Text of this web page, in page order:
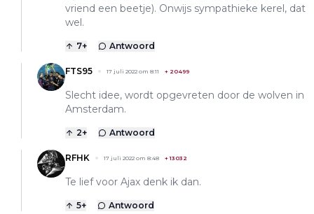
vriend een beetje). Onwijs sympathieke kerel, dat
wel.
7+ Antwoord
FTS95 17 juli 2022 om 8:11 + 20499
Slecht idee, wordt opgevreten door de wolven in
Amsterdam.
2+ Antwoord
RFHK 17 juli 2022 om 8:48 +13032
Te lief voor Ajax denk ik dan.
5+ Antwoord